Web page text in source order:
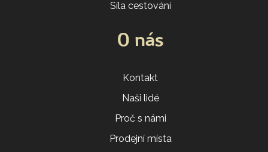
Síla cestování
O nás
Kontakt
Naši lidé
Proč s námi
Prodejní místa